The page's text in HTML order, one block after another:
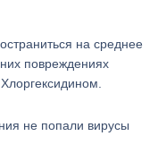
на среднее
повреждениях
не попали вирусы